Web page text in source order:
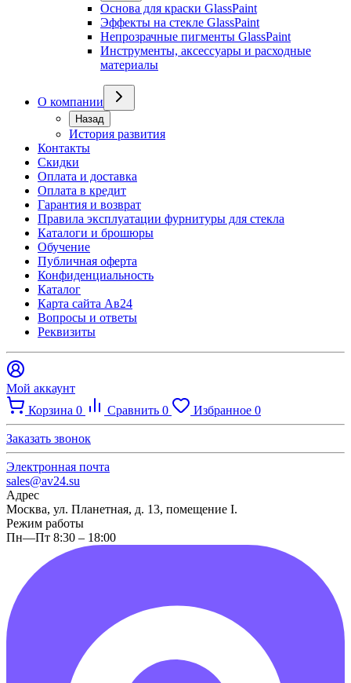
Основа для краски GlassPaint
Эффекты на стекле GlassPaint
Непрозрачные пигменты GlassPaint
Инструменты, аксессуары и расходные
материалы
О компании
Назад
История развития
Контакты
Скидки
Оплата и доставка
Оплата в кредит
Гарантия и возврат
Правила эксплуатации фурнитуры для стекла
Каталоги и брошюры
Обучение
Публичная оферта
Конфиденциальность
Каталог
Карта сайта Ав24
Вопросы и ответы
Реквизиты
Мой аккаунт
Корзина 0 Сравнить 0 Избранное 0
Заказать звонок
Электронная почта
sales@av24.su
Адрес
Москва, ул. Планетная, д. 13, помещение I.
Режим работы
Пн—Пт 8:30 – 18:00